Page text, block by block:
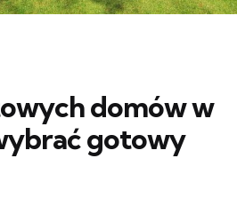
domów w
gotowy